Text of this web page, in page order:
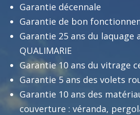
Garantie décennale
Garantie de bon
Garantie 25 ans du laquage
QUALIMARIE
Garantie 10 ans du vitrage
Garantie 5 ans des volets
Garantie 10 ans des
couverture : véranda,